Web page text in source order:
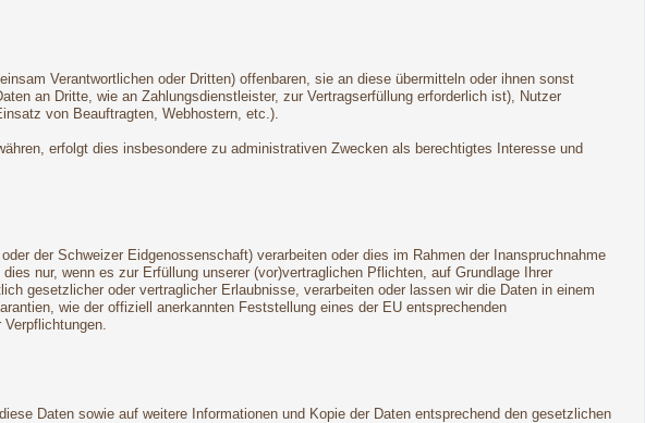
Verantwortlichen oder Dritten) offenbaren, sie an diese übermitteln oder ihnen sonst
an Dritte, wie an Zahlungsdienstleister, zur Vertragserfüllung erforderlich ist), Nutzer
von Beauftragten, Webhostern, etc.).
erfolgt dies insbesondere zu administrativen Zwecken als berechtigtes Interesse und
der Schweizer Eidgenossenschaft) verarbeiten oder dies im Rahmen der Inanspruchnahme
nur, wenn es zur Erfüllung unserer (vor)vertraglichen Pflichten, auf Grundlage Ihrer
gesetzlicher oder vertraglicher Erlaubnisse, verarbeiten oder lassen wir die Daten in einem
wie der offiziell anerkannten Feststellung eines der EU entsprechenden
Daten sowie auf weitere Informationen und Kopie der Daten entsprechend den gesetzlichen